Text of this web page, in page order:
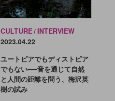
CULTURE INTERVIEW
2023.04.22
ユートピアでもディストピア
でもない──音を通じて自然
と人間の距離を問う、梅沢英
樹の試み